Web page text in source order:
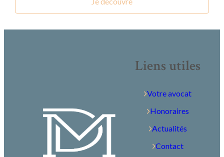
Liens utiles
Votre avocat
Honoraires
Actualités
Contact